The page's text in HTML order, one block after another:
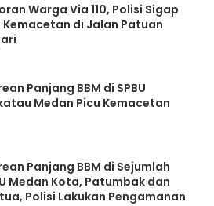
Warga Via 110, Polisi Sigap
Kemacetan di Jalan Patuan
Panjang BBM di SPBU
Medan Picu Kemacetan
Panjang BBM di Sejumlah
Medan Kota, Patumbak dan
Polisi Lakukan Pengamanan